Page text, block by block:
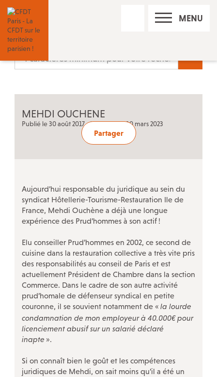
RECHERCHE MENU
Nos réseaux sociaux
Contact
Adhérer à la CFDT
ÉVÉNEMENTS
Actualités
Campagnes
Décryptage
Outils militants
LA CFDT À PARIS
Nos autres accueils à Paris
MEHDI OUCHENE
Publié le 30 août 2017 • Mis à jour le 30 mars 2023
Partager
Aujourd’hui responsable du juridique au sein du
syndicat Hôtellerie-Tourisme-Restauration Ile de
France, Mehdi Ouchène a déjà une longue
expérience des Prud’hommes à son actif !
Elu conseiller Prud’hommes en 2002, ce second de
cuisine dans la restauration collective a très vite pris
des responsabilités au conseil de Paris et est
actuellement Président de Chambre dans la section
Commerce. Dans le cadre de son autre activité
prud’homale de défenseur syndical en petite
couronne, il se souvient notamment de « la lourde
condamnation de mon employeur à 40.000€ pour
licenciement abusif sur un salarié déclaré
inapte ».
Si on connaît bien le goût et les compétences
juridiques de Mehdi, on sait moins qu’il a été un